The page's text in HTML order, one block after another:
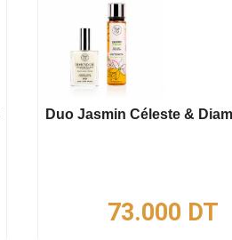
Duo Jasmin Céleste &
73.000 DT